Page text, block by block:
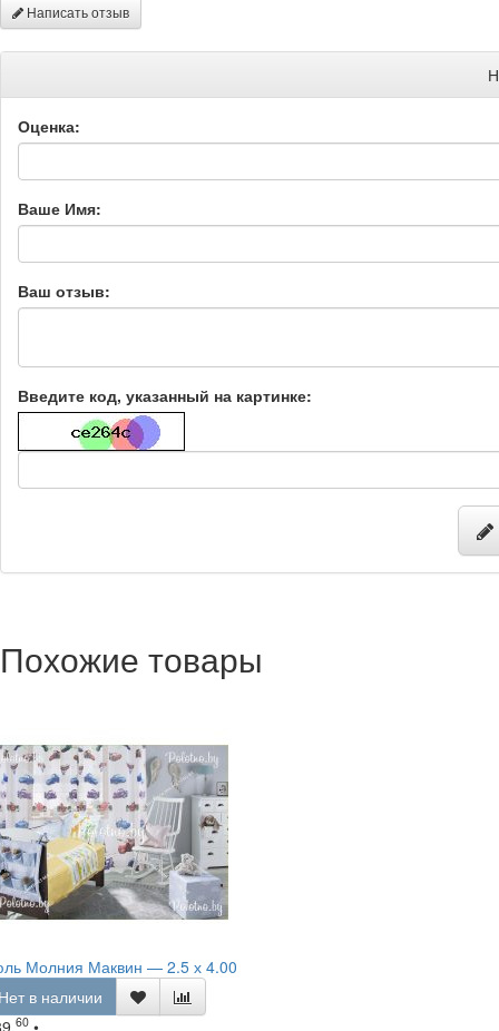
Написать отзыв
Оценка:
Ваше Имя:
Ваш отзыв:
Введите код, указанный на картинке:
Похожие товары
Молния Маквин — 2.5 х 4.00
в наличии
60 •